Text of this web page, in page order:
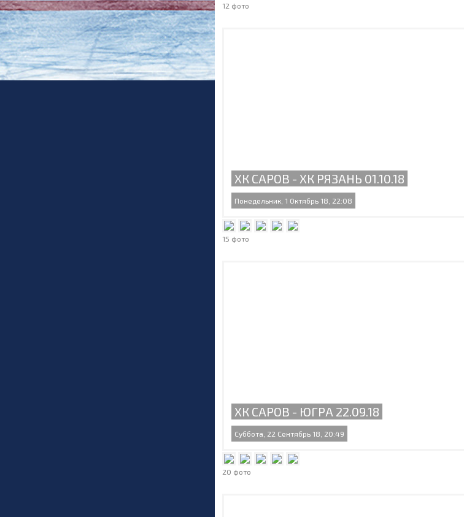
12 фото
ХК САРОВ - ХК РЯЗАНЬ 01.10.18
Понедельник, 1 Октябрь 18, 22:08
15 фото
ХК САРОВ - ЮГРА 22.09.18
Суббота, 22 Сентябрь 18, 20:49
20 фото